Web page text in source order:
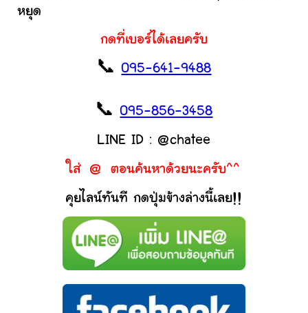
หยุด
กดที่เบอร์ได้เลยครับ
📞095-641-9488
📞095-856-3458
LINE ID : @chatee
ใส่ @ ตอนค้นหาด้วยนะครับ^^
คุยไลน์ทันที กดปุ่มข้างล่างนี้เลย!!